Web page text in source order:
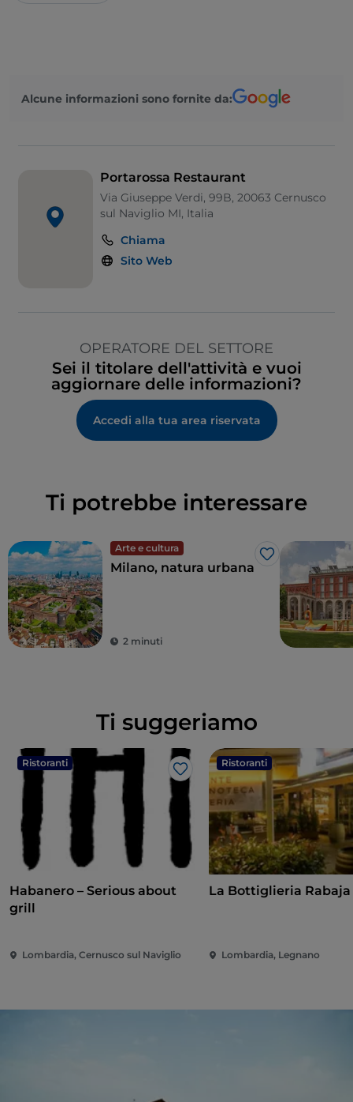
Alcune informazioni sono fornite da:
Portarossa Restaurant
Via Giuseppe Verdi, 99B, 20063 Cernusco
sul Naviglio MI, Italia
Chiama
Sito Web
OPERATORE DEL SETTORE
Sei il titolare dell'attività e vuoi
aggiornare delle informazioni?
Accedi alla tua area riservata
Ti potrebbe interessare
Arte e cultura
Like
Milano, natura urbana
2 minuti
Ti suggeriamo
Ristoranti
Like
Habanero – Serious about
grill
Lombardia, Cernusco sul Naviglio
Ristoranti
La Bottiglieria Rabaja
Lombardia, Legnano